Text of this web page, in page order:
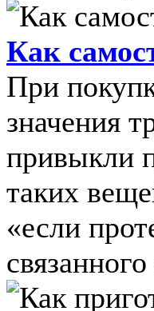
Как
При
значения
привыкли
таких
«если